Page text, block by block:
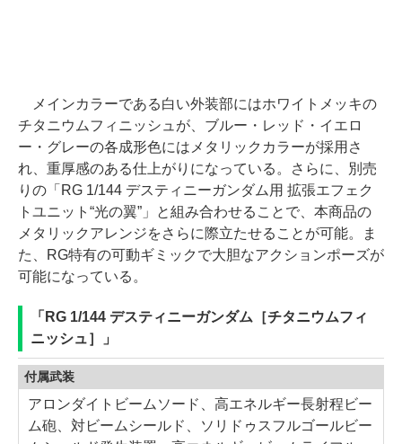
メインカラーである白い外装部にはホワイトメッキの
チタニウムフィニッシュが、ブルー・レッド・イエロ
ー・グレーの各成形色にはメタリックカラーが採用さ
れ、重厚感のある仕上がりになっている。さらに、別売
りの「RG 1/144 デスティニーガンダム用 拡張エフェク
トユニット“光の翼”」と組み合わせることで、本商品の
メタリックアレンジをさらに際立たせることが可能。ま
た、RG特有の可動ギミックで大胆なアクションポーズが
可能になっている。
「RG 1/144 デスティニーガンダム［チタニウムフィ
ニッシュ］」
付属武装
アロンダイトビームソード、高エネルギー長射程ビー
ム砲、対ビームシールド、ソリドゥスフルゴールビー